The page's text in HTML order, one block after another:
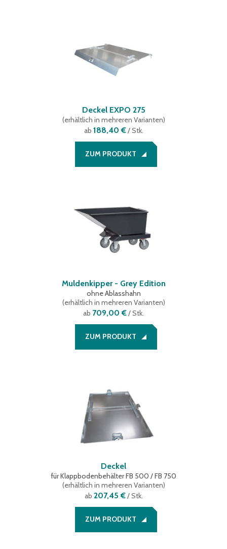
Deckel EXPO 275
(erhältlich in mehreren Varianten)
ab 188,40 €/ Stk.
ZUM PRODUKT
Muldenkipper - Grey Edition
ohne Ablasshahn
(erhältlich in mehreren Varianten)
ab 709,00 €/ Stk.
ZUM PRODUKT
Deckel
für Klappbodenbehälter FB 500 / FB 750
(erhältlich in mehreren Varianten)
ab 207,45 €/ Stk.
ZUM PRODUKT